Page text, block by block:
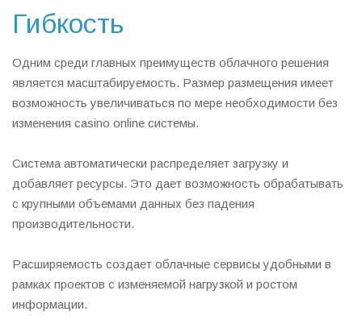
Гибкость
Одним среди главных преимуществ облачного решения
является масштабируемость. Размер размещения имеет
возможность увеличиваться по мере необходимости без
изменения casino online системы.
Система автоматически распределяет загрузку и
добавляет ресурсы. Это дает возможность обрабатывать
с крупными объемами данных без падения
производительности.
Расширяемость создает облачные сервисы удобными в
рамках проектов с изменяемой нагрузкой и ростом
информации.